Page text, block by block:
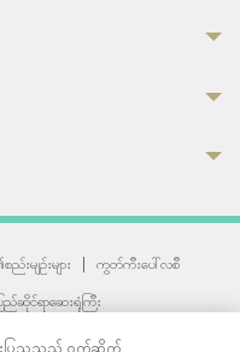
ည်းမျဉ်းများ |
ကွတ်ကီးပေါ်လစီ
ဆိုင်ရာဆေးရုံကြီး
းပြုသူသည် ဝက်ဆိုက်